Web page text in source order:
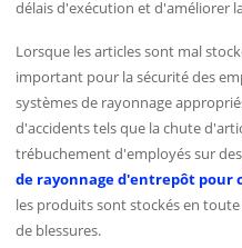
délais d'exécution et d'améliorer
Lorsque les articles sont mal
important pour la sécurité des
systèmes de rayonnage
d'accidents tels que la chute
trébuchement d'employés sur
de rayonnage d'entrepôt pour
les produits sont stockés en
de blessures.